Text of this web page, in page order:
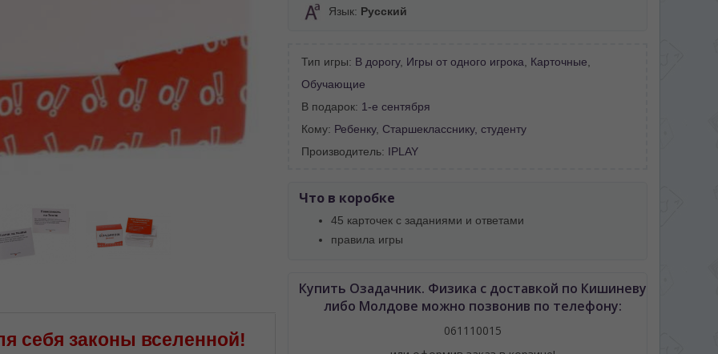
себя законы вселенной!
Язык: Русский
Тип игры: В дорогу, Игры от одного игрока Карточные
Обучающие
В подарок: 1-е сентября
Кому: Ребенку, Старшекласснику, студенту
Производитель: IPLAY
Что в коробке
45 карточек с заданиями и ответами
правила игры
Купить Озадачник. Физика с доставкой по Кишиневу
либо Молдове можно позвонив по телефону:
061110015
SITE-ULUI
site-ul nostru?
сохраним Ваш выбор языка.
al paginii.